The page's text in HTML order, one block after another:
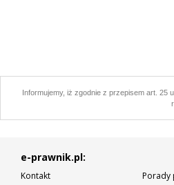
Informujemy, iż zgodnie z przepisem art. 25
e-prawnik.pl:
Kontakt Porady